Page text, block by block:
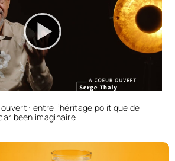
: entre l’héritage politique de
imaginaire